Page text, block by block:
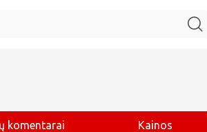
komentarai Kainos